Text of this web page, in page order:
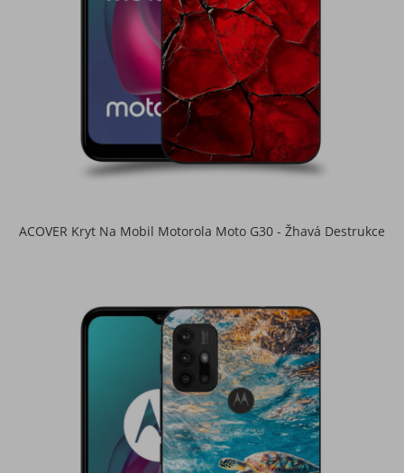
ACOVER Kryt Na Mobil Motorola Moto G30 - Žhavá Destrukce